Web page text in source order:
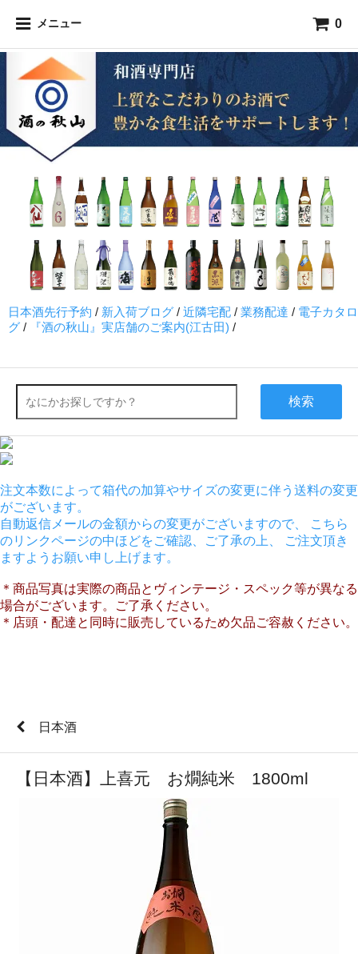
メニュー 0
日本酒先行予約 / 新入荷ブログ / 近隣宅配 / 業務配達 / 電子カタロ
グ / 『酒の秋山』実店舗のご案内(江古田) /
検索
注文本数によって箱代の加算やサイズの変更に伴う送料の変更
がございます。
自動返信メールの金額からの変更がございますので、 こちら
のリンクページの中ほどをご確認、ご了承の上、 ご注文頂き
ますようお願い申し上げます。
＊商品写真は実際の商品とヴィンテージ・スペック等が異なる
場合がございます。ご了承ください。
＊店頭・配達と同時に販売しているため欠品ご容赦ください。
日本酒
【日本酒】上喜元 お燗純米 1800ml